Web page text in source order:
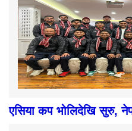
एसिया कप भोलिदेखि सुरु,